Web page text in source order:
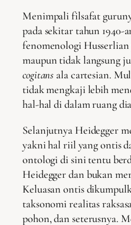
Menimpali filsafat
pada sekitar tahun 1940-
fenomenologi Husserlian
maupun tidak langsung
cogitans ala cartesian.
tidak mengkaji lebih
hal-hal di dalam ruang
Selanjutnya Heidegger
yakni hal riil yang ontis
ontologi di sini tentu
Heidegger dan bukan
Keluasan ontis
taksonomi realitas
pohon, dan seterusnya.